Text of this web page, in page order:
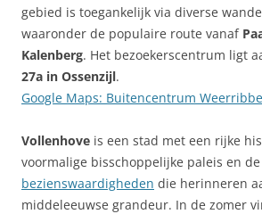
gebied is toegankelijk via diverse
waaronder de populaire route vanaf
Kalenberg. Het bezoekerscentrum ligt
27a in Ossenzijl.
Google Maps: Buitencentrum
Vollenhove is een stad met een rijke
voormalige bisschoppelijke paleis en de
bezienswaardigheden die herinneren
middeleeuwse grandeur. In de zomer